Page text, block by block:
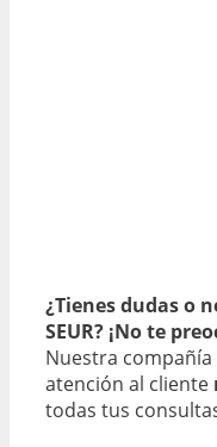
¿Tienes dudas o
SEUR? ¡No te
Nuestra
atención al cliente
todas tus